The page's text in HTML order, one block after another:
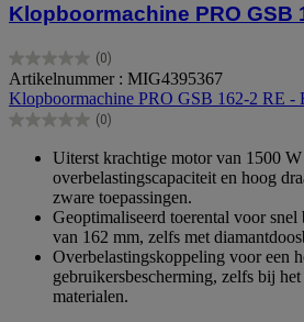
Klopboormachine PRO GSB
(0)
0.0
van
de
5
Artikelnummer : MIG4395367
Klopboormachine PRO GSB 162-2 RE -
(0)
0.0
sterren.
Uiterst krachtige motor van 1500 W
overbelastingscapaciteit en hoog
zware toepassingen.
Geoptimaliseerd toerental voor snel
van 162 mm, zelfs met
Overbelastingskoppeling voor een
gebruikersbescherming, zelfs bij
materialen.